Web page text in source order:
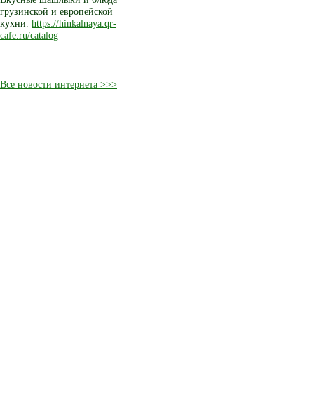
грузинской и европейской
кухни. https://hinkalnaya.qr-
cafe.ru/catalog
Все новости интернета >>>